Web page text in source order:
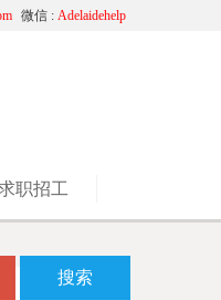
微信 : Adelaidehelp
职招工
搜索